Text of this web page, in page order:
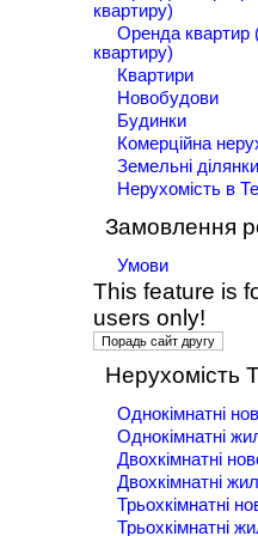
квартиру)
Оренда квартир
квартиру)
Квартири
Новобудови
Будинки
Комерційна
Земельні ділянки
Нерухомість в
Замовлення
Умови
This feature is
users only!
Нерухомість
Однокімнатні
Однокімнатні
Двохкімнатні
Двохкімнатні
Трьохкімнатні
Трьохкімнатні